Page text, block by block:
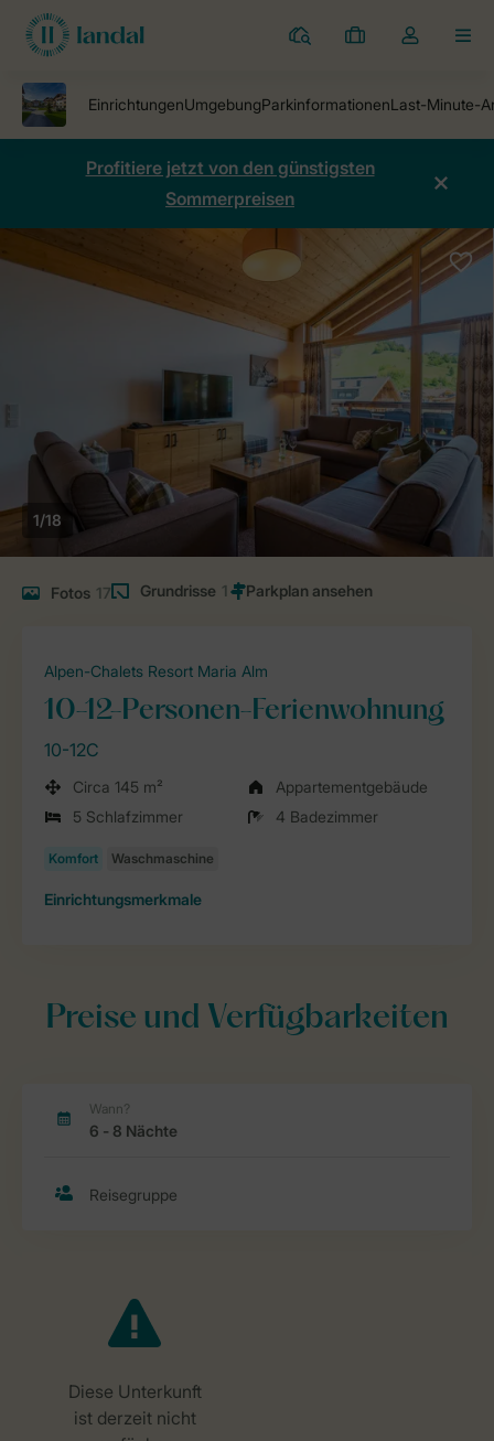
Ferienparks
Meine
Dropdown-
öffnen
Profitiere jetzt von den günstigsten
Sommerpreisen
1/18
Fotos 17 Grundrisse 1
Alpen-Chalets Resort Maria Alm
10-12-Personen-Ferienwohnung
10-12C
Circa 145 m²
Appartementgebäude
5 Schlafzimmer
4 Badezimmer
Einrichtungsmerkmale
Preise und Verfügbarkeiten